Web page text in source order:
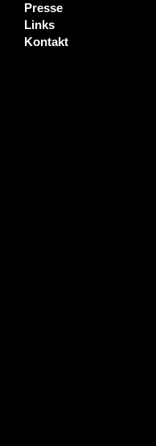
Presse
Links
Kontakt